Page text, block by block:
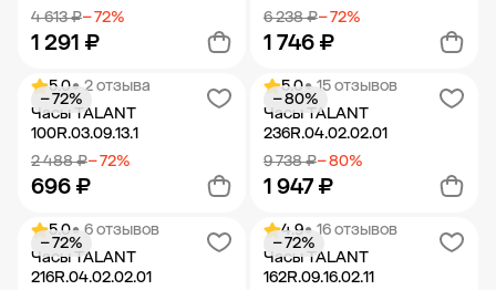
4 613 ₽− 72%
1 291 ₽
Добавить в корзину
6 238 ₽− 72%
1 746 ₽
Добавить в корзину
5.0• 2 отзыва
Часы TALANT
100R.03.09.13.1
2 488 ₽− 72%
696 ₽
− 72%
Добавить в корзину
5.0• 15 отзывов
Часы TALANT
236R.04.02.02.01
9 738 ₽− 80%
1 947 ₽
− 80%
Добавить в корзину
5.0• 6 отзывов
Часы TALANT
216R.04.02.02.01
− 72%
4.9• 16 отзывов
Часы TALANT
162R.09.16.02.11
− 72%